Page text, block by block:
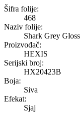
Shark Grey
Šifra folije:
468
Naziv folije:
Shark Grey Gloss
Proizvođač:
HEXIS
Serijski broj:
HX20423B
Boja:
Siva
Efekat:
Sjaj